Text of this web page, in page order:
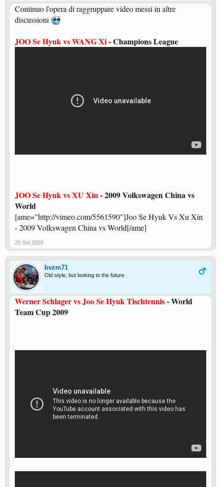
Continuo l'opera di raggruppare video messi in altre
discussioni
JOO Se Hyuk vs WANG Xi- Champions League
JOO Se Hyuk vs XU Xin- 2009 Volkswagen China vs
World
[ame="http://vimeo.com/5561590"]Joo Se Hyuk Vs Xu Xin
- 2009 Volkswagen China vs World[/ame]
25 Set 2009
bvzm71
Old style, but looking to the future
Werner Schlager vs Joo Se Hyuk Tischtennis- World
Team Cup 2009